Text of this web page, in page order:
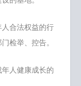
合法权益的行
检举、控告。
人健康成长的